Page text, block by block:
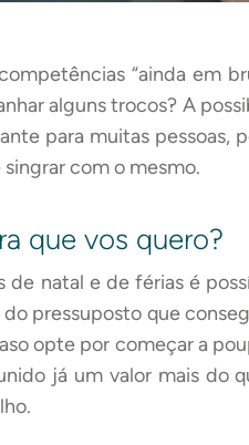
“ainda em
alguns trocos? A
para muitas pessoas,
com o mesmo.
que vos quero?
de natal e de férias é
pressuposto que
opte por começar a
já um valor mais do